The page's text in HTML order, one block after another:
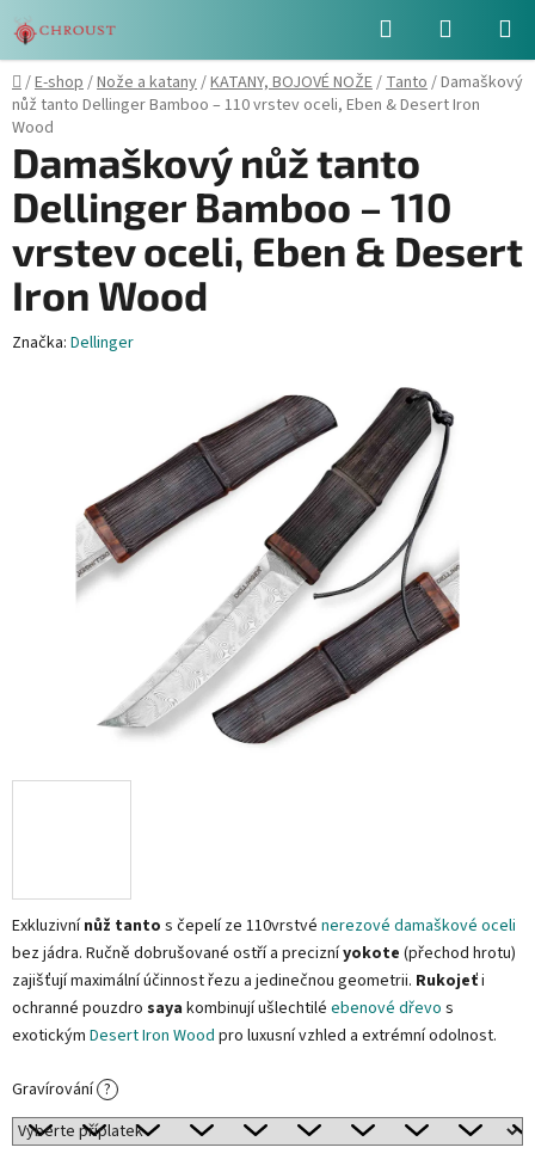
na
obsah
Hledat
KOŠÍK
Domů
/E-shop/Nože a katany/KATANY, BOJOVÉ NOŽE/Tanto/Damaškový
nůž tanto Dellinger Bamboo – 110 vrstev oceli, Eben & Desert Iron
Wood
Exkluzivnínůž tanto s čepelí ze 110vrstvé nerezové damaškové oceli
bez jádra. Ručně dobrušované ostří a precizníyokote (přechod hrotu)
zajišťují maximální účinnost řezu a jedinečnou geometrii. Rukojeťi
ochranné pouzdro saya kombinují ušlechtilé ebenové dřevo s
exotickým Desert Iron Wood pro luxusní vzhled a extrémní odolnost.
Gravírování ?
Damaškový nůž tanto
Dellinger Bamboo – 110
vrstev oceli, Eben & Desert
Iron Wood
Značka: Dellinger